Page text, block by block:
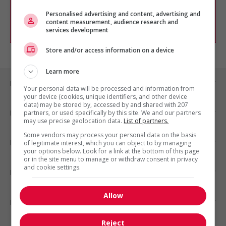
d'intérêt en emploi en vousinscrivant
comme membre Jobboom.
Emplois par ville
Emplois par secteur
Emplois par statut
Emplois par type
Nos suggestions
Personalised advertising and content, advertising and
content measurement, audience research and
services development
Store and/or access information on a device
Learn more
Your personal data will be processed and information from
your device (cookies, unique identifiers, and other device
data) may be stored by, accessed by and shared with 207
partners, or used specifically by this site. We and our partners
may use precise geolocation data. List of partners.
Some vendors may process your personal data on the basis
of legitimate interest, which you can object to by managing
your options below. Look for a link at the bottom of this page
or in the site menu to manage or withdraw consent in privacy
and cookie settings.
Allow
Reject